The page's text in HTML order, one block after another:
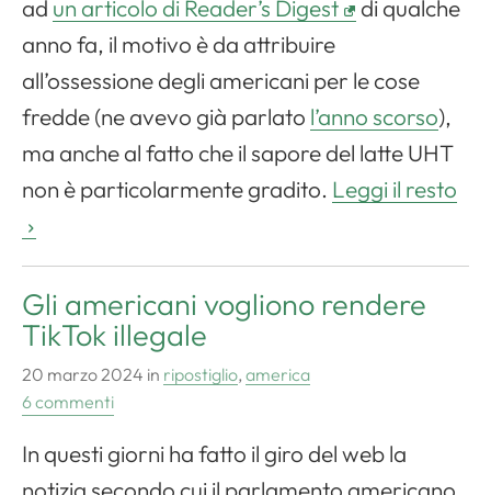
ad un articolo di Reader’s Digest
di qualche
anno fa, il motivo è da attribuire
all’ossessione degli americani per le cose
fredde (ne avevo già parlato l’anno scorso),
ma anche al fatto che il sapore del latte UHT
non è particolarmente gradito. Leggi il resto
Gli americani vogliono rendere
TikTok illegale
20 marzo 2024 in ripostiglio, america
6 commenti
In questi giorni ha fatto il giro del web la